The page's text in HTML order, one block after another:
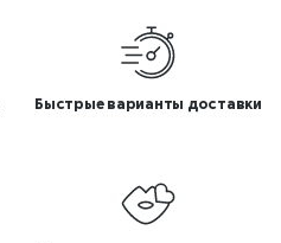
Быстрые варианты доставки